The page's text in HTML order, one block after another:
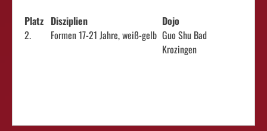
Platz Disziplien
Dojo
2.
Formen 17-21 Jahre, weiß-gelb Guo Shu Bad
Krozingen